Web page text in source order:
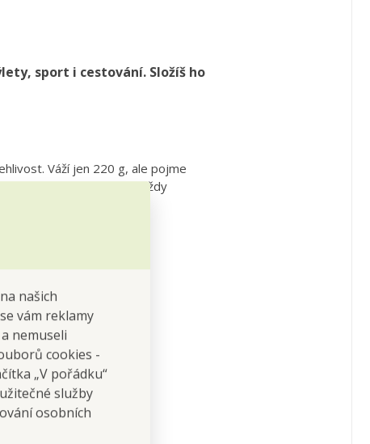
našich
vám reklamy
nemuseli
cookies -
„V pořádku“
služby
osobních
sport i cestování. Složíš ho
Váží jen 220 g, ale pojme
kufru nebo kabelky – vždy